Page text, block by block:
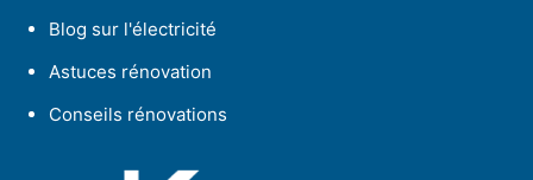
Blog sur l'électricité
Astuces rénovation
Conseils rénovations